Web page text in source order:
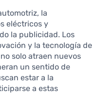
la
eléctricos y
la publicidad. Los
y la tecnología de
solo atraen nuevos
un sentido de
estar a la
a estas